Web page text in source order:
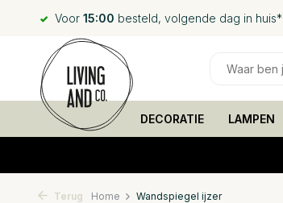
Voor 15:00 besteld, volgende dag in huis*
DECORATIE LAMPEN
Terug Home Wandspiegel ijzer